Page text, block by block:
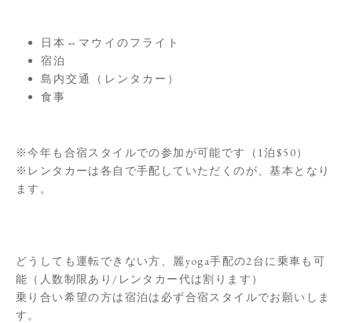
日本⇔マウイのフライト
宿泊
島内交通（レンタカー）
食事
※今年も合宿スタイルでの参加が可能です（1泊$50）
※レンタカーは各自で手配していただくのが、基本となり
ます。
どうしても運転できない方、麗yoga手配の2台に乗車も可
能（人数制限あり/レンタカー代は割ります）
乗り合い希望の方は宿泊は必ず合宿スタイルでお願いしま
す。